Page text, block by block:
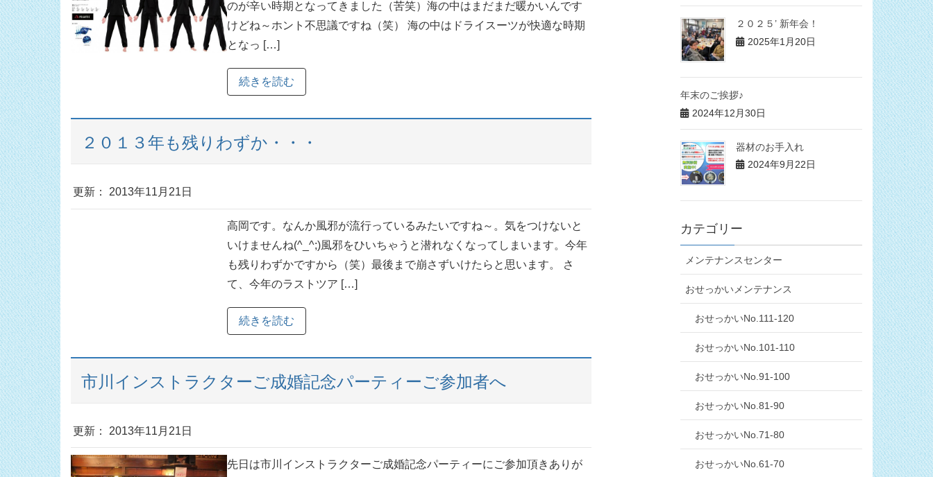
のが辛い時期となってきました（苦笑）海の中はまだまだ暖かいんです
けどね～ホント不思議ですね（笑） 海の中はドライスーツが快適な時期
となっ […]
続きを読む
２０１３年も残りわずか・・・
更新： 2013年11月21日
高岡です。なんか風邪が流行っているみたいですね～。気をつけないと
いけませんね(^_^;)風邪をひいちゃうと潜れなくなってしまいます。今年
も残りわずかですから（笑）最後まで崩さずいけたらと思います。 さ
て、今年のラストツア […]
続きを読む
市川インストラクターご成婚記念パーティーご参加者へ
更新： 2013年11月21日
先日は市川インストラクターご成婚記念パーティーにご参加頂きありが
２０２５’ 新年会！
2025年1月20日
年末のご挨拶♪
2024年12月30日
器材のお手入れ
2024年9月22日
カテゴリー
メンテナンスセンター
おせっかいメンテナンス
おせっかいNo.111-120
おせっかいNo.101-110
おせっかいNo.91-100
おせっかいNo.81-90
おせっかいNo.71-80
おせっかいNo.61-70